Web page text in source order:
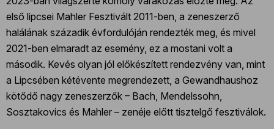
első lipcsei Mahler Fesztivált 2011-ben, a zeneszerző
halálának századik évfordulóján rendezték meg, és mivel
2021-ben elmaradt az esemény, ez a mostani volt a
második. Kevés olyan jól előkészített rendezvény van, mint
a Lipcsében kétévente megrendezett, a Gewandhaushoz
kötődő nagy zeneszerzők – Bach, Mendelssohn,
Sosztakovics és Mahler – zenéje előtt tisztelgő fesztiválok.